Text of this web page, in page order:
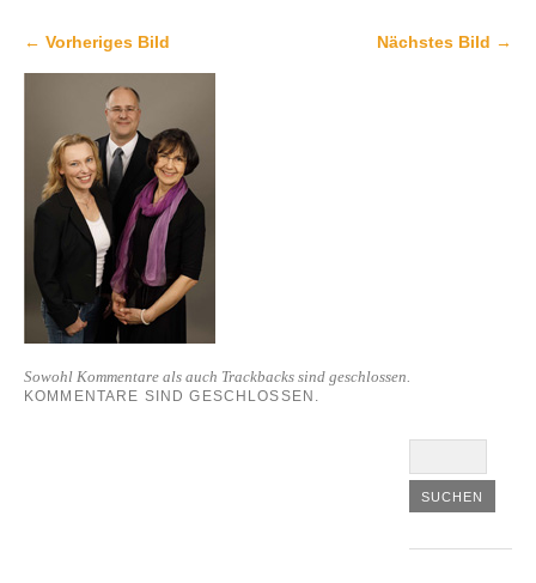
← Vorheriges Bild Nächstes Bild →
Sowohl Kommentare als auch Trackbacks sind geschlossen.
KOMMENTARE SIND GESCHLOSSEN.